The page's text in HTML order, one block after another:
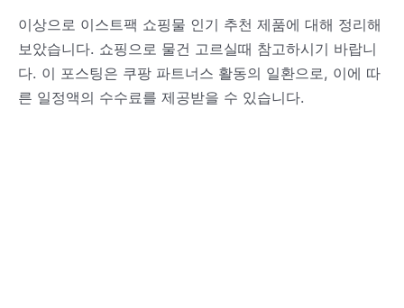
이상으로 이스트팩 쇼핑물 인기 추천 제품에 대해 정리해
보았습니다. 쇼핑으로 물건 고르실때 참고하시기 바랍니
다. 이 포스팅은 쿠팡 파트너스 활동의 일환으로, 이에 따
른 일정액의 수수료를 제공받을 수 있습니다.